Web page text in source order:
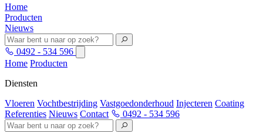
Home
Producten
Nieuws
0492 - 534 596
Home Producten
Diensten
Vloeren Vochtbestrijding Vastgoedonderhoud Injecteren Coating
Referenties Nieuws Contact 0492 - 534 596